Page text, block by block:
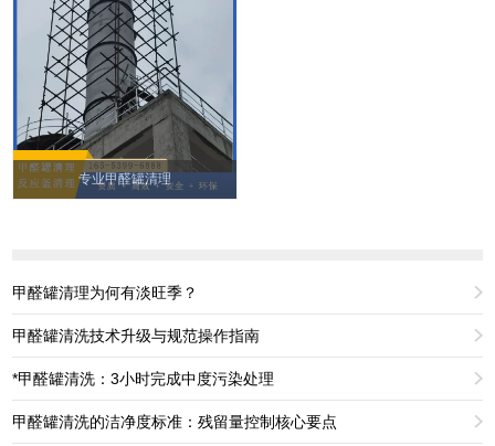
专业甲醛罐清理
甲醛罐清理为何有淡旺季？
甲醛罐清洗技术升级与规范操作指南
*甲醛罐清洗：3小时完成中度污染处理
甲醛罐清洗的洁净度标准：残留量控制核心要点